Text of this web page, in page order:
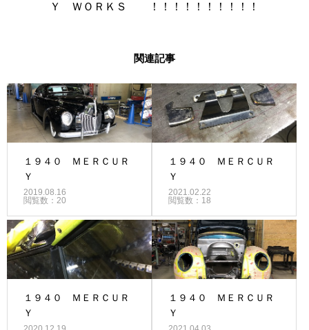
Ｙ ＷＯＲＫＳ ！！！！！！！！！！
関連記事
１９４０ ＭＥＲＣＵＲ
Ｙ
2019.08.16
閲覧数：20
１９４０ ＭＥＲＣＵＲ
Ｙ
2021.02.22
閲覧数：18
１９４０ ＭＥＲＣＵＲ
Ｙ
１９４０ ＭＥＲＣＵＲ
Ｙ